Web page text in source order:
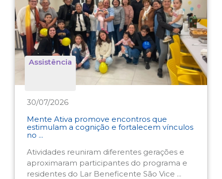
Assistência
30/07/2026
Mente Ativa promove encontros que
estimulam a cognição e fortalecem vínculos
no ...
Atividades reuniram diferentes gerações e
aproximaram participantes do programa e
residentes do Lar Beneficente São Vice ...